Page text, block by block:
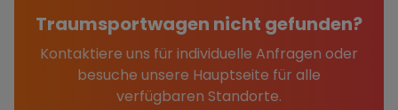
Traumsportwagen nicht gefunden?
Kontaktiere uns für individuelle Anfragen oder
besuche unsere Hauptseite für alle
verfügbaren Standorte.